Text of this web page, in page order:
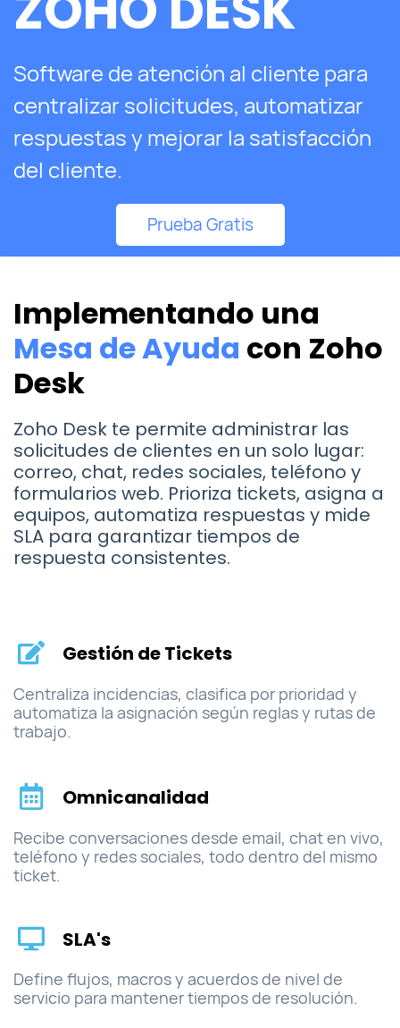
Software de atención al cliente para
centralizar solicitudes, automatizar
respuestas y mejorar la satisfacción
del cliente.
Prueba Gratis
Implementando una
Mesa de Ayuda con Zoho
Desk
Zoho Desk te permite administrar las
solicitudes de clientes en un solo lugar:
correo, chat, redes sociales, teléfono y
formularios web. Prioriza tickets, asigna a
equipos, automatiza respuestas y mide
SLA para garantizar tiempos de
respuesta consistentes.
Gestión de Tickets
Centraliza incidencias, clasifica por prioridad y
automatiza la asignación según reglas y rutas de
trabajo.
Omnicanalidad
Recibe conversaciones desde email, chat en vivo,
teléfono y redes sociales, todo dentro del mismo
ticket.
SLA's
Define flujos, macros y acuerdos de nivel de
servicio para mantener tiempos de resolución.